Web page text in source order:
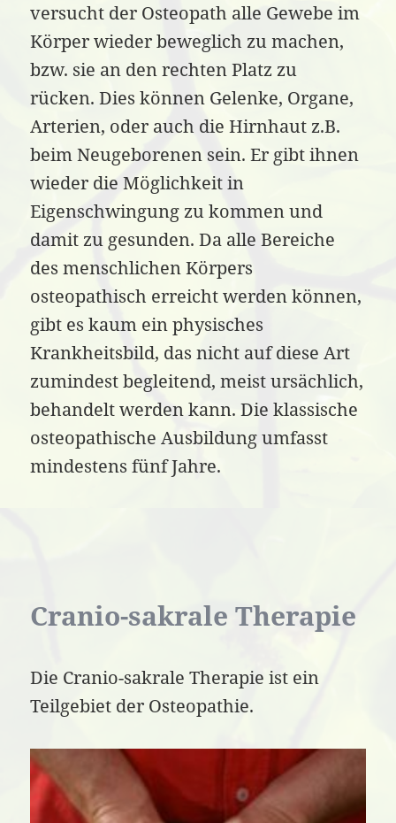
versucht der Osteopath alle Gewebe im
Körper wieder beweglich zu machen,
bzw. sie an den rechten Platz zu
rücken. Dies können Gelenke, Organe,
Arterien, oder auch die Hirnhaut z.B.
beim Neugeborenen sein. Er gibt ihnen
wieder die Möglichkeit in
Eigenschwingung zu kommen und
damit zu gesunden. Da alle Bereiche
des menschlichen Körpers
osteopathisch erreicht werden können,
gibt es kaum ein physisches
Krankheitsbild, das nicht auf diese Art
zumindest begleitend, meist ursächlich,
behandelt werden kann. Die klassische
osteopathische Ausbildung umfasst
mindestens fünf Jahre.
Cranio-sakrale Therapie
Die Cranio-sakrale Therapie ist ein
Teilgebiet der Osteopathie.